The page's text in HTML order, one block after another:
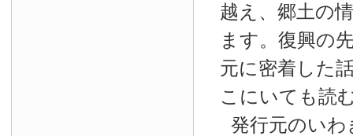
越え、郷土の
ます。復興の
元に密着した
こにいても読
発行元のいわ